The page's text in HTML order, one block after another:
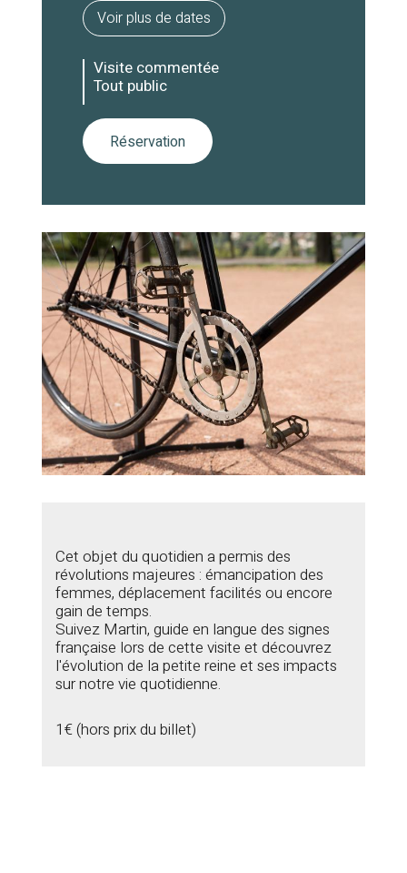
Voir plus de dates
Visite commentée
Tout public
Réservation
Cet objet du quotidien a permis des
révolutions majeures : émancipation des
femmes, déplacement facilités ou encore
gain de temps.
Suivez Martin, guide en langue des signes
française lors de cette visite et découvrez
l'évolution de la petite reine et ses impacts
sur notre vie quotidienne.
1€ (hors prix du billet)